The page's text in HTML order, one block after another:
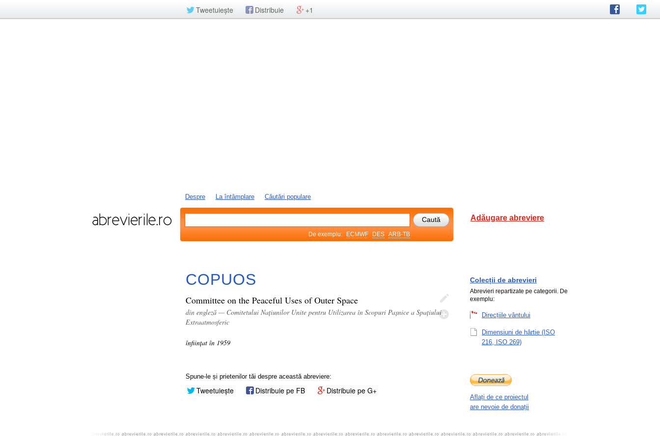
Tweetuiește Distribuie +1
Despre La întâmplare Căutări populare
De exemplu: ECMWF DES ARB-TB
Adăugare abreviere
COPUOS
Committee on the Peaceful Uses of Outer Space
din engleză — Comitetului Națiunilor Unite pentru Utilizarea în Scopuri Pașnice a Spațiului
Extraatmosferic
înființat în 1959
Spune-le și prietenilor tăi despre această abreviere:
Tweetuiește Distribuie pe FB Distribuie pe G+
Colecții de abrevieri
Abrevieri repartizate pe categorii. De
exemplu:
Direcțiile vântului
Dimensiuni de hârtie (ISO
216, ISO 269)
Aflați de ce proiectul
are nevoie de donații